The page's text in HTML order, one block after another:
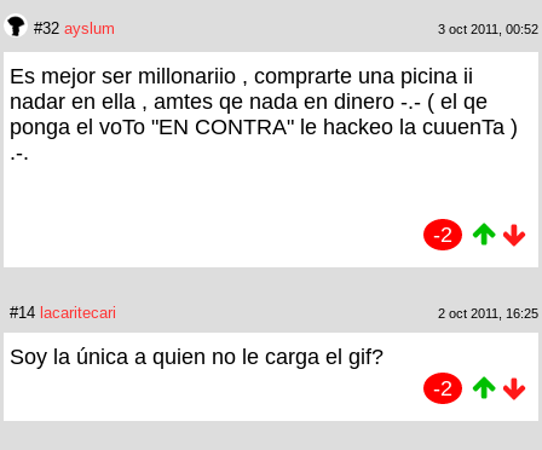
#32 ayslum 3 oct 2011, 00:52
Es mejor ser millonariio , comprarte una picina ii
nadar en ella , amtes qe nada en dinero -.- ( el qe
ponga el voTo "EN CONTRA" le hackeo la cuuenTa )
.-.
-2
#14 lacaritecari 2 oct 2011, 16:25
Soy la única a quien no le carga el gif?
-2